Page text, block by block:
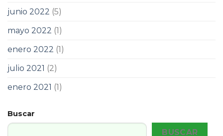
junio 2022 (5)
mayo 2022 (1)
enero 2022 (1)
julio 2021 (2)
enero 2021 (1)
Buscar
BUSCAR